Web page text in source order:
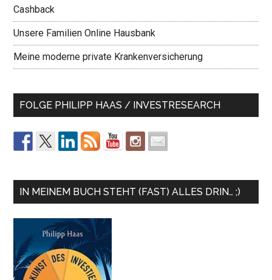
Cashback
Unsere Familien Online Hausbank
Meine moderne private Krankenversicherung
FOLGE PHILIPP HAAS / INVESTRESEARCH
IN MEINEM BUCH STEHT (FAST) ALLES DRIN… ;)